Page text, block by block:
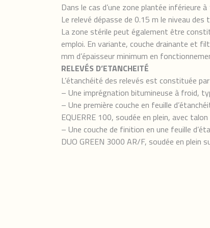
Dans le cas d’une zone plantée inférieure
Le relevé dépasse de 0.15 m le niveau des
La zone stérile peut également être
emploi. En variante, couche drainante et
mm d’épaisseur minimum en
RELEVÉS D’ETANCHEITÉ
L’étanchéité des relevés est constituée
– Une imprégnation bitumineuse à froid,
– Une première couche en feuille
EQUERRE 100, soudée en plein, avec
– Une couche de finition en une feuille
DUO GREEN 3000 AR/F, soudée en plein